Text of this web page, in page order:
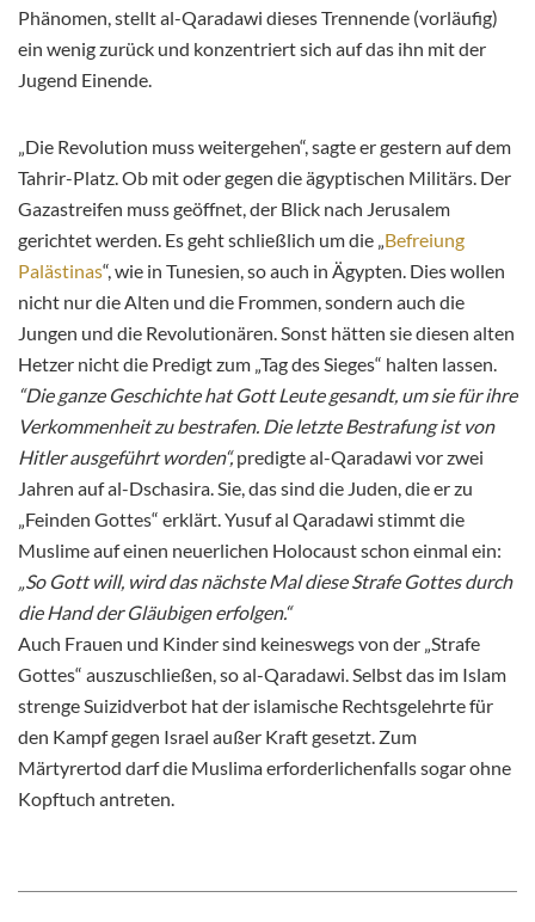
Phänomen, stellt al-Qaradawi dieses Trennende (vorläufig)
ein wenig zurück und konzentriert sich auf das ihn mit der
Jugend Einende.
„Die Revolution muss weitergehen“, sagte er gestern auf dem
Tahrir-Platz. Ob mit oder gegen die ägyptischen Militärs. Der
Gazastreifen muss geöffnet, der Blick nach Jerusalem
gerichtet werden. Es geht schließlich um die „Befreiung
Palästinas“, wie in Tunesien, so auch in Ägypten. Dies wollen
nicht nur die Alten und die Frommen, sondern auch die
Jungen und die Revolutionären. Sonst hätten sie diesen alten
Hetzer nicht die Predigt zum „Tag des Sieges“ halten lassen.
“Die ganze Geschichte hat Gott Leute gesandt, um sie für ihre
Verkommenheit zu bestrafen. Die letzte Bestrafung ist von
Hitler ausgeführt worden“,predigteal-Qaradawi vor zwei
Jahren auf al-Dschasira. Sie, das sind die Juden, die er zu
„Feinden Gottes“ erklärt. Yusuf al Qaradawi stimmt die
Muslime auf einen neuerlichen Holocaust schon einmal ein:
„So Gott will, wird das nächste Mal diese Strafe Gottes durch
die Hand der Gläubigen erfolgen.“
Auch Frauen und Kinder sind keineswegs von der „Strafe
Gottes“ auszuschließen, so al-Qaradawi. Selbst das im Islam
strenge Suizidverbot hat der islamische Rechtsgelehrte für
den Kampf gegen Israel außer Kraft gesetzt. Zum
Märtyrertod darf die Muslima erforderlichenfalls sogar ohne
Kopftuch antreten.